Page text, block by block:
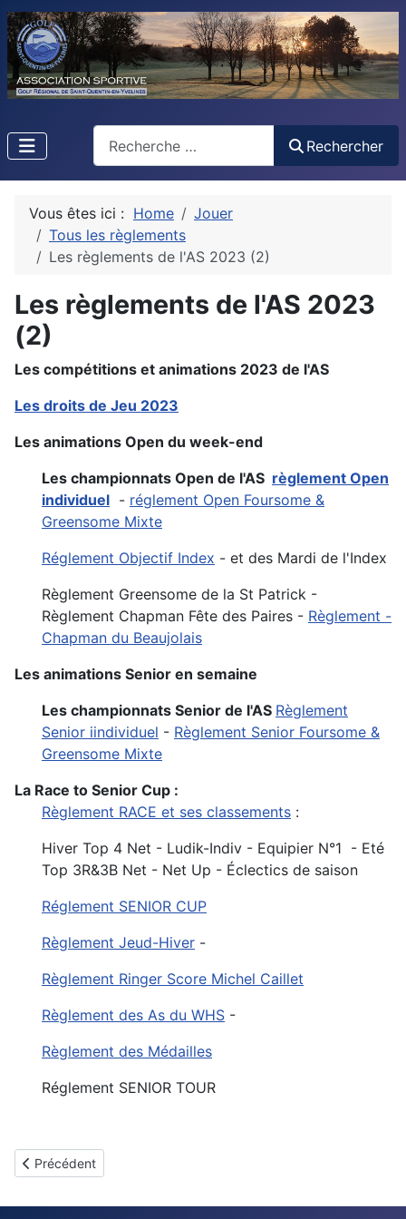
Rechercher
Vous êtes ici : Home
Jouer
Tous les règlements
Les règlements de l'AS 2023 (2)
Les règlements de l'AS 2023
(2)
Les compétitions et animations 2023 de l'AS
Les droits de Jeu 2023
Les animations Open du week-end
Les championnats Open de l'AS règlement Open
individuel - réglement Open Foursome &
Greensome Mixte
Réglement Objectif Index - et des Mardi de l'Index
Règlement Greensome de la St Patrick -
Règlement Chapman Fête des Paires - Règlement -
Chapman du Beaujolais
Les animations Senior en semaine
Les championnats Senior de l'AS Règlement
Senior iindividuel - Règlement Senior Foursome &
Greensome Mixte
La Race to Senior Cup :
Règlement RACE et ses classements :
Hiver Top 4 Net - Ludik-Indiv - Equipier N°1 - Eté
Top 3R&3B Net - Net Up - Éclectics de saison
Réglement SENIOR CUP
Règlement Jeud-Hiver -
Règlement Ringer Score Michel Caillet
Règlement des As du WHS -
Règlement des Médailles
Réglement SENIOR TOUR
Article précédent : Les us et coutumes des animations de l'AS
Précédent